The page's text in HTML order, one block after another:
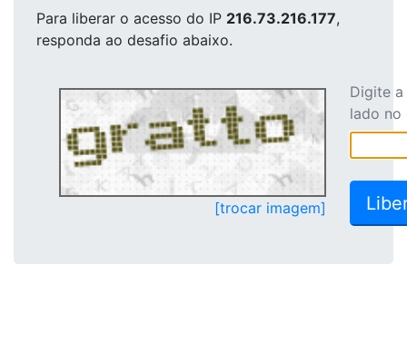
Para liberar o acesso do IP 216.73.216.177,
responda ao desafio abaixo.
[trocar imagem]
Digite
lado no